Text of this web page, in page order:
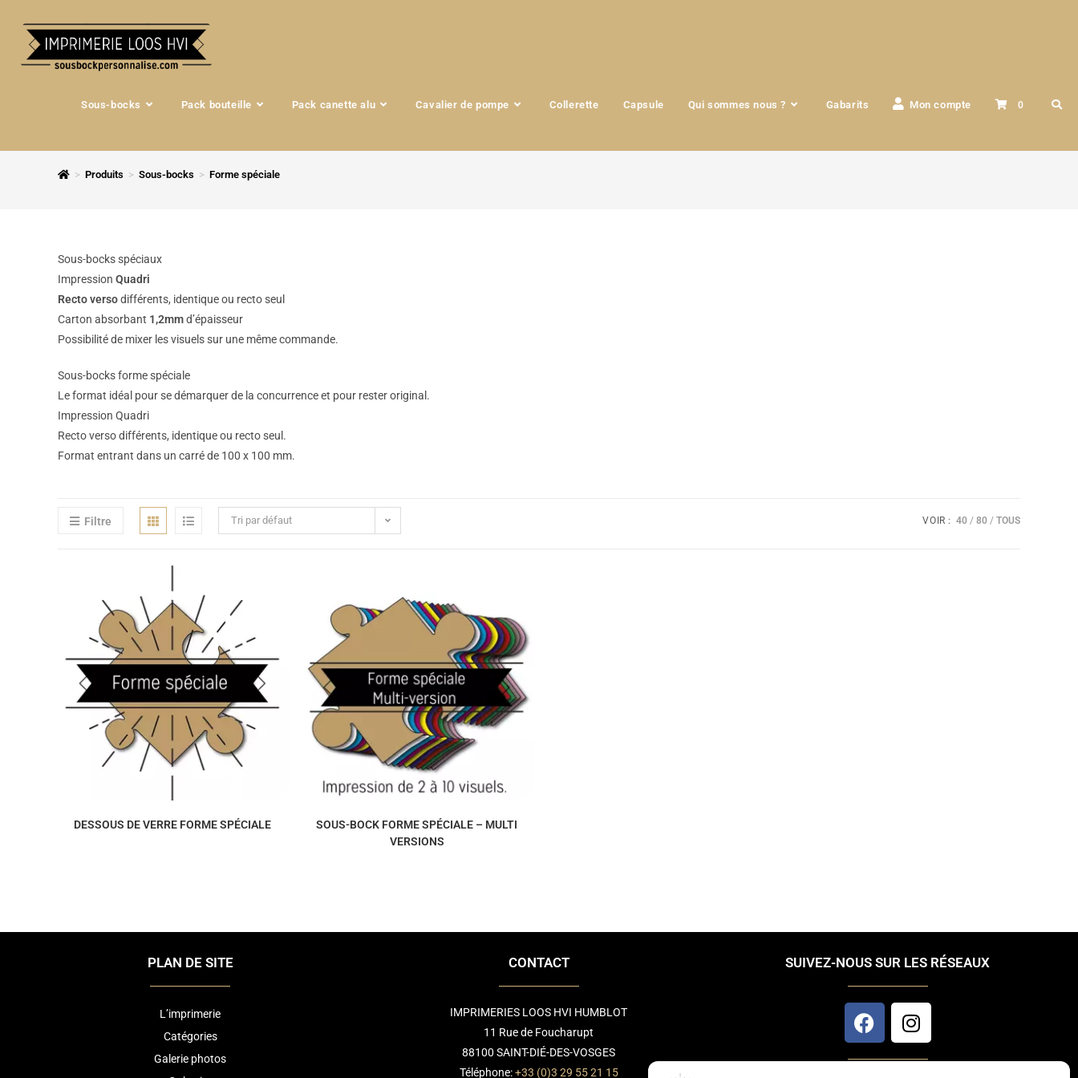
Sous-bocks Pack bouteille Pack canette alu Cavalier de pompe Collerette Capsule Qui sommes nous ? Gabarits Mon compte 0
> Produits > Sous-bocks > Forme spéciale
Sous-bocks spéciaux
Impression Quadri
Recto versodifférents, identique ou recto seul
Carton absorbant 1,2mmd’épaisseur
Possibilité de mixer les visuels sur une même commande.
Sous-bocks forme spéciale
Le format idéal pour se démarquer de la concurrence et pour rester original.
Impression Quadri
Recto verso différents, identique ou recto seul.
Format entrant dans un carré de 100 x 100 mm.
Filtre Tri par défaut VOIR : 40 80 TOUS
DESSOUS DE VERRE FORME SPÉCIALE
SOUS-BOCK FORME SPÉCIALE – MULTI
VERSIONS
PLAN DE SITE
L’imprimerie
Catégories
Galerie photos
CONTACT
IMPRIMERIES LOOS HVI HUMBLOT
11 Rue de Foucharupt
88100 SAINT-DIÉ-DES-VOSGES
Téléphone:+33 (0)3 29 55 21 15
SUIVEZ-NOUS SUR LES RÉSEAUX